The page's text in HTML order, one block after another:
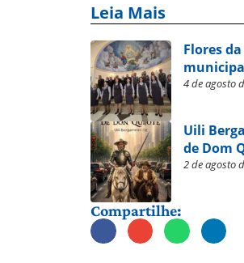
Leia Mais
Flores
4 de agosto
Uili
de Dom
2 de agosto
Compartilhe: